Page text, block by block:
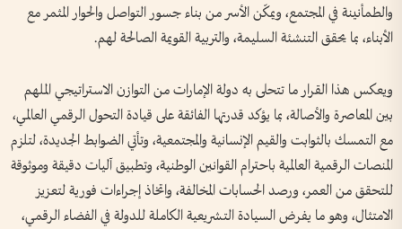
والطمأنينة في المجتمع، ويمكّن الأسر من بناء جسور التواصل والحوار المثمر مع
الأبناء، بما يحقق التنشئة السليمة، والتربية القويمة الصالحة لهم.
ويعكس هذا القرار ما تتحلى به دولة الإمارات من التوازن الاستراتيجي الملهم
بين المعاصرة والأصالة، بما يؤكد قدرتها الفائقة على قيادة التحول الرقمي العالمي،
مع التمسك بالثوابت والقيم الإنسانية والمجتمعية، وتأتي الضوابط الجديدة، لتلزم
المنصات الرقمية العالمية باحترام القوانين الوطنية، وتطبيق آليات دقيقة وموثوقة
للتحقق من العمر، ورصد الحسابات المخالفة، واتخاذ إجراءات فورية لتعزيز
الامتثال، وهو ما يفرض السيادة التشريعية الكاملة للدولة في الفضاء الرقمي،